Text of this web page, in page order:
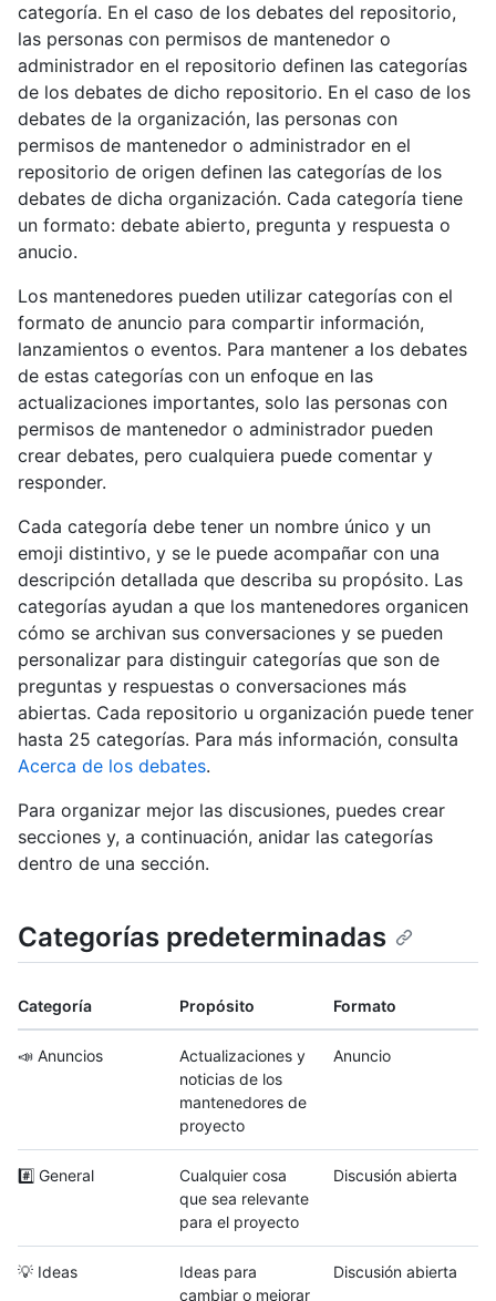
categoría. En el caso de los debates del repositorio,
las personas con permisos de mantenedor o
administrador en el repositorio definen las categorías
de los debates de dicho repositorio. En el caso de los
debates de la organización, las personas con
permisos de mantenedor o administrador en el
repositorio de origen definen las categorías de los
debates de dicha organización. Cada categoría tiene
un formato: debate abierto, pregunta y respuesta o
anucio.
Los mantenedores pueden utilizar categorías con el
formato de anuncio para compartir información,
lanzamientos o eventos. Para mantener a los debates
de estas categorías con un enfoque en las
actualizaciones importantes, solo las personas con
permisos de mantenedor o administrador pueden
crear debates, pero cualquiera puede comentar y
responder.
Cada categoría debe tener un nombre único y un
emoji distintivo, y se le puede acompañar con una
descripción detallada que describa su propósito. Las
categorías ayudan a que los mantenedores organicen
cómo se archivan sus conversaciones y se pueden
personalizar para distinguir categorías que son de
preguntas y respuestas o conversaciones más
abiertas. Cada repositorio u organización puede tener
hasta 25 categorías. Para más información, consulta
Acerca de los debates.
Para organizar mejor las discusiones, puedes crear
secciones y, a continuación, anidar las categorías
dentro de una sección.
Categorías predeterminadas
Categoría Propósito Formato
📣 Anuncios
Actualizaciones y
noticias de los
mantenedores de
proyecto
Anuncio
#️⃣ General
Cualquier cosa
que sea relevante
para el proyecto
Discusión abierta
💡 Ideas
Ideas para
cambiar o mejorar
Discusión abierta